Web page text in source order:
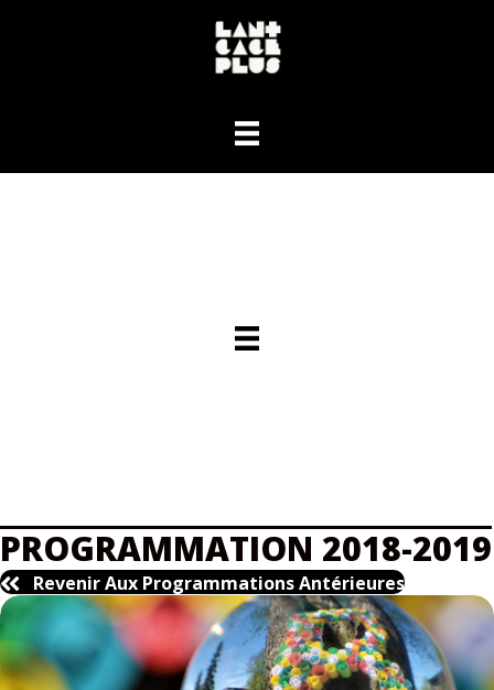
PROGRAMMATION 2018-2019
Revenir Aux Programmations Antérieures